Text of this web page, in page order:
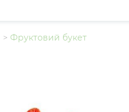
>Фруктовий букет